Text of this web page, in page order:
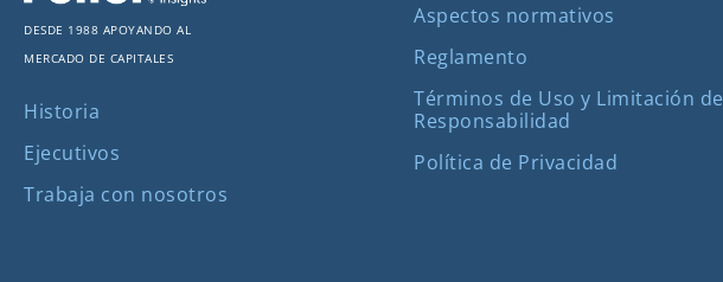
Desde 1988 apoyando al
mercado de capitales
Historia
Ejecutivos
Trabaja con nosotros
Aspectos normativos
Reglamento
Términos de Uso y Limitación de
Responsabilidad
Política de Privacidad